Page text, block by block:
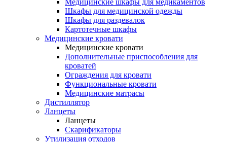
Медицинские шкафы для медикаментов
Шкафы для медицинской одежды
Шкафы для раздевалок
Картотечные шкафы
Медицинские кровати
Медицинские кровати
Дополнительные приспособления для
кроватей
Ограждения для кровати
Функциональные кровати
Медицинские матрасы
Дистиллятор
Ланцеты
Ланцеты
Скарификаторы
Утилизация отходов